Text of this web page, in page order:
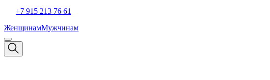
+7 915 213 76 61
ЖенщинамМужчинам